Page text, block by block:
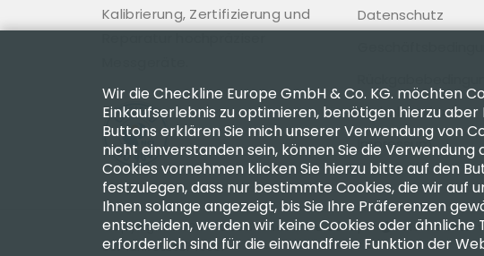
Kalibrierung, Zertifizierung und
Datenschutz
Verhaltenskodex
Impressum
Copyright 2003 - 2026 Checkline Europe Alle Rechte
USt-IdNr. DE262749861
Wir die Checkline Europe GmbH & Co. KG. möchten
Einkaufserlebnis zu optimieren, benötigen hierzu
Buttons erklären Sie mich unserer Verwendung von
nicht einverstanden sein, können Sie die
Cookies vornehmen klicken Sie hierzu bitte auf den
festzulegen, dass nur bestimmte Cookies, die wir
Ihnen solange angezeigt, bis Sie Ihre Präferenzen
entscheiden, werden wir keine Cookies oder
erforderlich sind für die einwandfreie Funktion der